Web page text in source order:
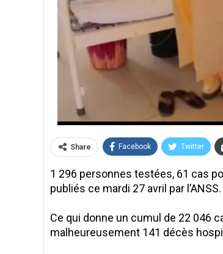
Share Facebook Twitter
1 296 personnes testées, 61 cas
publiés ce mardi 27 avril par l’ANSS.
Ce qui donne un cumul de 22 046
malheureusement 141 décès